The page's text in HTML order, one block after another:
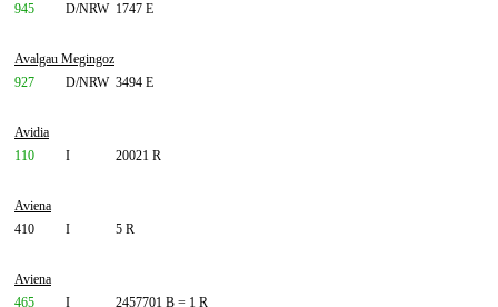
945
D/NRW 1747 E
Avalgau Megingoz
927
D/NRW 3494 E
Avidia
110
I 20021 R
Aviena
410
I 5 R
Aviena
465
I 2457701 B = 1 R